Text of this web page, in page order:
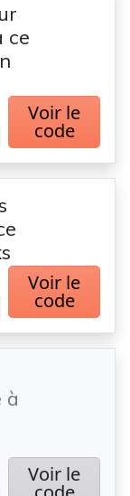
ce
Voir le
code
Voir le
code
à
Voir le